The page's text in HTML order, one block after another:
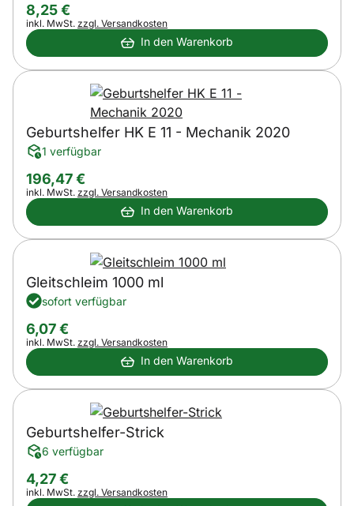
8,25€
Steuerhinweis:
inkl. MwSt. zzgl. Versandkosten
In den Warenkorb
Geburtshelfer HK E 11 - Mechanik 2020
1 verfügbar
196,47€
Steuerhinweis:
inkl. MwSt. zzgl. Versandkosten
In den Warenkorb
Gleitschleim 1000 ml
sofort verfügbar
6,07€
Steuerhinweis:
inkl. MwSt. zzgl. Versandkosten
In den Warenkorb
Geburtshelfer-Strick
6 verfügbar
4,27€
Steuerhinweis:
inkl. MwSt. zzgl. Versandkosten